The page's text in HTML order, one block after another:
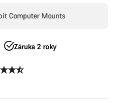
Computer Mounts
Záruka 2 roky